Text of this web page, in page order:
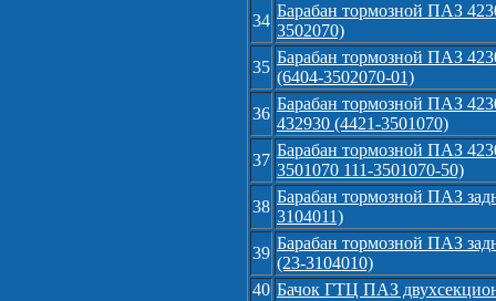
34
Барабан тормозной ПАЗ
3502070)
35
Барабан тормозной ПАЗ
(6404-3502070-01)
36
Барабан тормозной ПАЗ
432930 (4421-3501070)
37
Барабан тормозной ПАЗ
3501070 111-3501070-50)
38
Барабан тормозной ПАЗ
3104011)
39
Барабан тормозной ПАЗ
(23-3104010)
40 Бачок ГТЦ ПАЗ